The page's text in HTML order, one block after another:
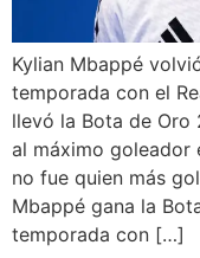
Kylian Mbappé
temporada con el
llevó la Bota de
al máximo goleador
no fue quien más
Mbappé gana la
temporada con […]